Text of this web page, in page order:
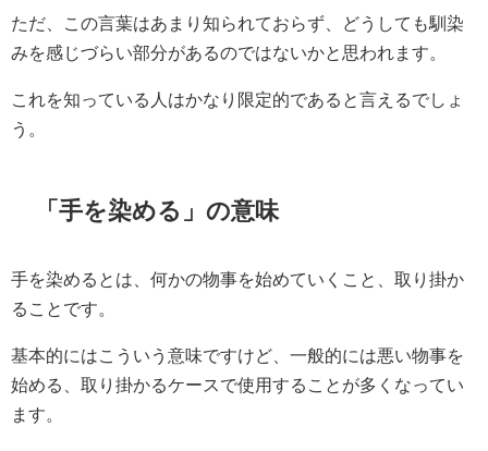
ただ、この言葉はあまり知られておらず、どうしても馴染
みを感じづらい部分があるのではないかと思われます。
これを知っている人はかなり限定的であると言えるでしょ
う。
「手を染める」の意味
手を染めるとは、何かの物事を始めていくこと、取り掛か
ることです。
基本的にはこういう意味ですけど、一般的には悪い物事を
始める、取り掛かるケースで使用することが多くなってい
ます。